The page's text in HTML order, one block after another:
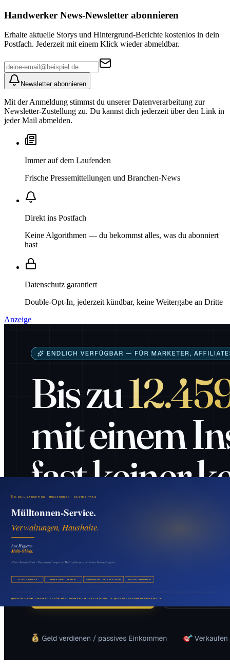
Handwerker News-Newsletter abonnieren
Erhalte aktuelle Storys und Hintergrund-Berichte kostenlos in dein
Postfach. Jederzeit mit einem Klick wieder abmeldbar.
Newsletter abonnieren
Mit der Anmeldung stimmst du unserer Datenverarbeitung zur
Newsletter-Zustellung zu. Du kannst dich jederzeit über den Link in
jeder Mail abmelden.
Immer auf dem Laufenden
Frische Pressemitteilungen und Branchen-News
Direkt ins Postfach
Keine Algorithmen — du bekommst alles, was du abonniert
hast
Datenschutz garantiert
Double-Opt-In, jederzeit kündbar, keine Weitergabe an Dritte
Anzeige